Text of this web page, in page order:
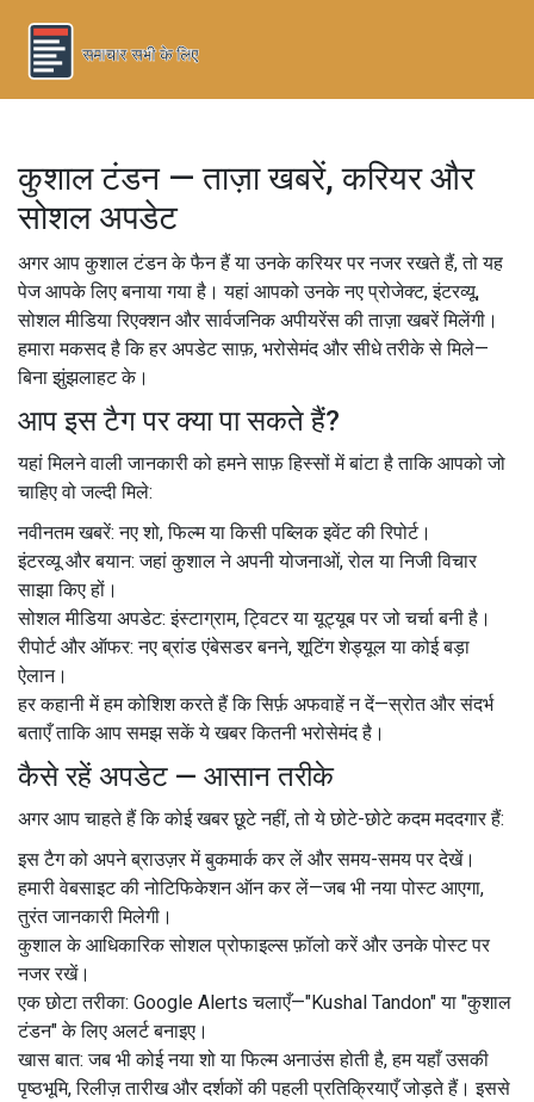
कुशाल टंडन — ताज़ा खबरें, करियर और
सोशल अपडेट
अगर आप कुशाल टंडन के फैन हैं या उनके करियर पर नजर रखते हैं, तो यह
पेज आपके लिए बनाया गया है। यहां आपको उनके नए प्रोजेक्ट, इंटरव्यू,
सोशल मीडिया रिएक्शन और सार्वजनिक अपीयरेंस की ताज़ा खबरें मिलेंगी।
हमारा मकसद है कि हर अपडेट साफ़, भरोसेमंद और सीधे तरीके से मिले—
बिना झुंझलाहट के।
आप इस टैग पर क्या पा सकते हैं?
यहां मिलने वाली जानकारी को हमने साफ़ हिस्सों में बांटा है ताकि आपको जो
चाहिए वो जल्दी मिले:
नवीनतम खबरें: नए शो, फिल्म या किसी पब्लिक इवेंट की रिपोर्ट।
इंटरव्यू और बयान: जहां कुशाल ने अपनी योजनाओं, रोल या निजी विचार
साझा किए हों।
सोशल मीडिया अपडेट: इंस्टाग्राम, ट्विटर या यूट्यूब पर जो चर्चा बनी है।
रीपोर्ट और ऑफर: नए ब्रांड एंबेसडर बनने, शूटिंग शेड्यूल या कोई बड़ा
ऐलान।
हर कहानी में हम कोशिश करते हैं कि सिर्फ़ अफवाहें न दें—स्रोत और संदर्भ
बताएँ ताकि आप समझ सकें ये खबर कितनी भरोसेमंद है।
कैसे रहें अपडेट — आसान तरीके
अगर आप चाहते हैं कि कोई खबर छूटे नहीं, तो ये छोटे-छोटे कदम मददगार हैं:
इस टैग को अपने ब्राउज़र में बुकमार्क कर लें और समय-समय पर देखें।
हमारी वेबसाइट की नोटिफिकेशन ऑन कर लें—जब भी नया पोस्ट आएगा,
तुरंत जानकारी मिलेगी।
कुशाल के आधिकारिक सोशल प्रोफाइल्स फ़ॉलो करें और उनके पोस्ट पर
नजर रखें।
एक छोटा तरीका: Google Alerts चलाएँ—"Kushal Tandon" या "कुशाल
टंडन" के लिए अलर्ट बनाइए।
खास बात: जब भी कोई नया शो या फिल्म अनाउंस होती है, हम यहाँ उसकी
पृष्ठभूमि, रिलीज़ तारीख और दर्शकों की पहली प्रतिक्रियाएँ जोड़ते हैं। इससे